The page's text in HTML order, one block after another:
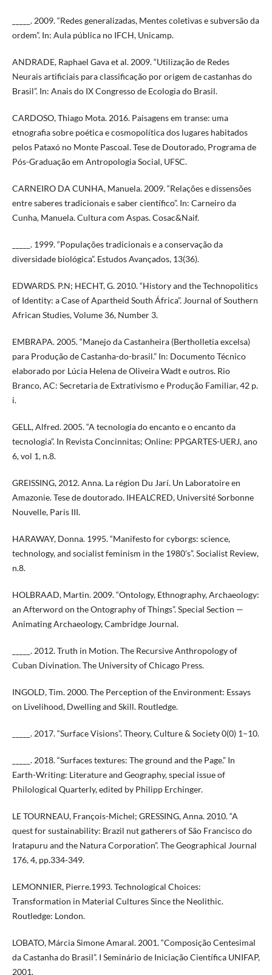
_____. 2009. “Redes generalizadas, Mentes coletivas e subversão da
ordem”. In: Aula pública no IFCH, Unicamp.
ANDRADE, Raphael Gava et al. 2009. “Utilização de Redes
Neurais artificiais para classificação por origem de castanhas do
Brasil”. In: Anais do IX Congresso de Ecologia do Brasil.
CARDOSO, Thiago Mota. 2016. Paisagens em transe: uma
etnografia sobre poética e cosmopolítica dos lugares habitados
pelos Pataxó no Monte Pascoal. Tese de Doutorado, Programa de
Pós-Graduação em Antropologia Social, UFSC.
CARNEIRO DA CUNHA, Manuela. 2009. “Relações e dissensões
entre saberes tradicionais e saber científico”. In: Carneiro da
Cunha, Manuela. Cultura com Aspas. Cosac&Naif.
_____. 1999. “Populações tradicionais e a conservação da
diversidade biológica”. Estudos Avançados, 13(36).
EDWARDS. P.N; HECHT, G. 2010. “History and the Technopolitics
of Identity: a Case of Apartheid South África”. Journal of Southern
African Studies, Volume 36, Number 3.
EMBRAPA. 2005. “Manejo da Castanheira (Bertholletia excelsa)
para Produção de Castanha-do-brasil.” In: Documento Técnico
elaborado por Lúcia Helena de Oliveira Wadt e outros. Rio
Branco, AC: Secretaria de Extrativismo e Produção Familiar, 42 p.
i.
GELL, Alfred. 2005. “A tecnologia do encanto e o encanto da
tecnologia”. In Revista Concinnitas; Online: PPGARTES-UERJ, ano
6, vol 1, n.8.
GREISSING, 2012. Anna. La région Du Jarí. Un Laboratoire en
Amazonie. Tese de doutorado. IHEALCRED, Université Sorbonne
Nouvelle, Paris III.
HARAWAY, Donna. 1995. “Manifesto for cyborgs: science,
technology, and socialist feminism in the 1980’s”. Socialist Review,
n.8.
HOLBRAAD, Martin. 2009. “Ontology, Ethnography, Archaeology:
an Afterword on the Ontography of Things”. Special Section —
Animating Archaeology, Cambridge Journal.
_____. 2012. Truth in Motion. The Recursive Anthropology of
Cuban Divination. The University of Chicago Press.
INGOLD, Tim. 2000. The Perception of the Environment: Essays
on Livelihood, Dwelling and Skill. Routledge.
_____. 2017. “Surface Visions”. Theory, Culture & Society 0(0) 1–10.
_____. 2018. “Surfaces textures: The ground and the Page.” In
Earth-Writing: Literature and Geography, special issue of
Philological Quarterly, edited by Philipp Erchinger.
LE TOURNEAU, François-Michel; GRESSING, Anna. 2010. “A
quest for sustainability: Brazil nut gatherers of São Francisco do
Iratapuru and the Natura Corporation”. The Geographical Journal
176, 4, pp.334-349.
LEMONNIER, Pierre.1993. Technological Choices:
Transformation in Material Cultures Since the Neolithic.
Routledge: London.
LOBATO, Márcia Simone Amaral. 2001. “Composição Centesimal
da Castanha do Brasil”. I Seminário de Iniciação Científica UNIFAP,
2001.